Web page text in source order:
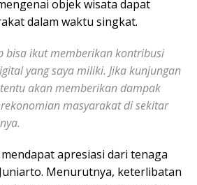
objek wisata dapat
dalam waktu singkat.
bisa ikut memberikan kontribusi
yang saya miliki. Jika kunjungan
akan memberikan dampak
masyarakat di sekitar
apresiasi dari tenaga
Menurutnya, keterlibatan